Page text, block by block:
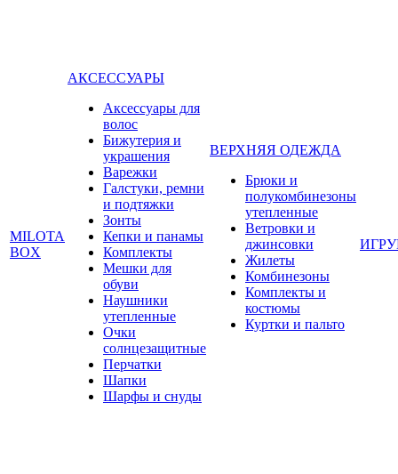
MILOTA
BOX
АКСЕССУАРЫ
Аксессуары для
волос
Бижутерия и
украшения
Варежки
Галстуки, ремни
и подтяжки
Зонты
Кепки и панамы
Комплекты
Мешки для
обуви
Наушники
утепленные
Очки
солнцезащитные
Перчатки
Шапки
Шарфы и снуды
ВЕРХНЯЯ ОДЕЖДА
Брюки и
полукомбинезоны
утепленные
Ветровки и
джинсовки
Жилеты
Комбинезоны
Комплекты и
костюмы
Куртки и пальто